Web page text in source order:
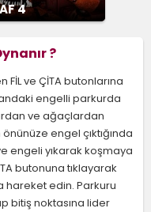
4
?
ve ÇİTA butonlarına
engelli parkurda
ve ağaçlardan
engel çıktığında
engeli yıkarak koşmaya
butonuna tıklayarak
hareket edin. Parkuru
bitiş noktasına lider